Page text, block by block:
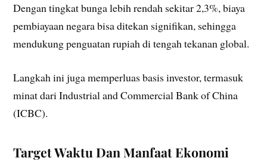
Dengan tingkat bunga lebih rendah sekitar 2,3%, biaya
pembiayaan negara bisa ditekan signifikan, sehingga
mendukung penguatan rupiah di tengah tekanan global.
Langkah ini juga memperluas basis investor, termasuk
minat dari Industrial and Commercial Bank of China
(ICBC).
Target Waktu Dan Manfaat Ekonomi